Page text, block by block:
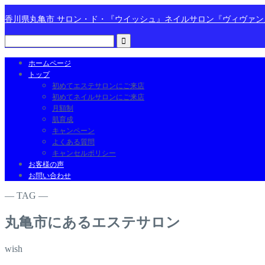
香川県丸亀市 サロン・ド・『ウイッシュ』ネイルサロン『ヴィヴァ
ホームページ
トップ
初めてエステサロンにご来店
初めてネイルサロンにご来店
月額制
肌育成
キャンペーン
よくある質問
キャンセルポリシー
お客様の声
お問い合わせ
― TAG ―
丸亀市にあるエステサロン
wish